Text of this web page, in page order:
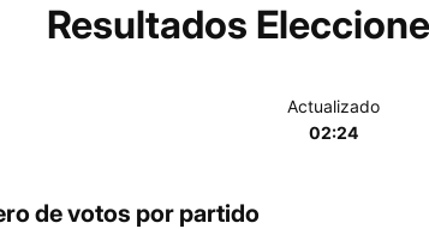
Resultados
Actualizado
02:24
de votos por partido